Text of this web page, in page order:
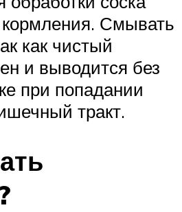
кормления. Смывать
как чистый
и выводится без
при попадании
тракт.